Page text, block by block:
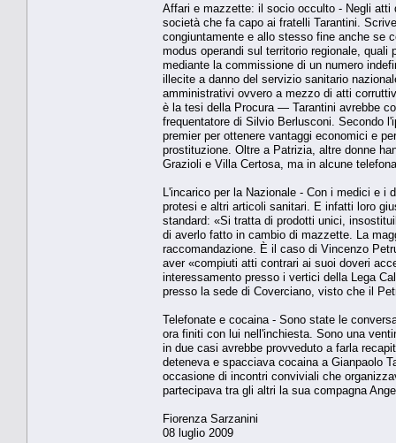
Affari e mazzette: il socio occulto - Negli
società che fa capo ai fratelli Tarantini.
congiuntamente e allo stesso fine anche se
modus operandi sul territorio regionale,
mediante la commissione di un numero
illecite a danno del servizio sanitario
amministrativi ovvero a mezzo di atti
è la tesi della Procura — Tarantini avrebbe
frequentatore di Silvio Berlusconi. Secondo
premier per ottenere vantaggi economici e
prostituzione. Oltre a Patrizia, altre donne
Grazioli e Villa Certosa, ma in alcune
L'incarico per la Nazionale - Con i medici e i
protesi e altri articoli sanitari. E infatti loro
standard: «Si tratta di prodotti unici,
di averlo fatto in cambio di mazzette. La
raccomandazione. È il caso di Vincenzo
aver «compiuti atti contrari ai suoi doveri
interessamento presso i vertici della Lega
presso la sede di Coverciano, visto che il
Telefonate e cocaina - Sono state le
ora finiti con lui nell'inchiesta. Sono una
in due casi avrebbe provveduto a farla
deteneva e spacciava cocaina a Gianpaolo
occasione di incontri conviviali che
partecipava tra gli altri la sua compagna
Fiorenza Sarzanini
08 luglio 2009